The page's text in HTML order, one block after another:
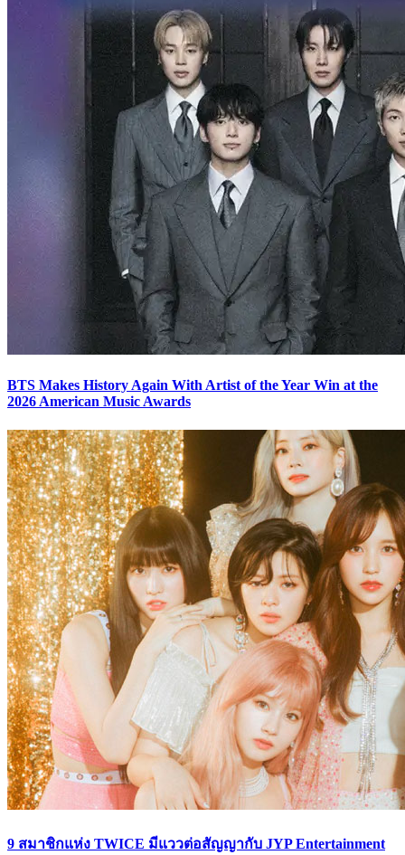
BTS Makes History Again With Artist of the Year Win at the
2026 American Music Awards
9 สมาชิกแห่ง TWICE มีแววต่อสัญญากับ JYP Entertainment